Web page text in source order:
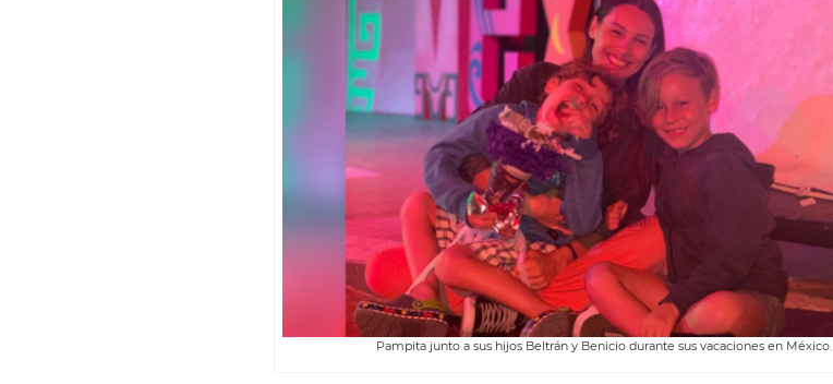
Pampita junto a sus hijos Beltrán y Benicio durante sus vacaciones en México.